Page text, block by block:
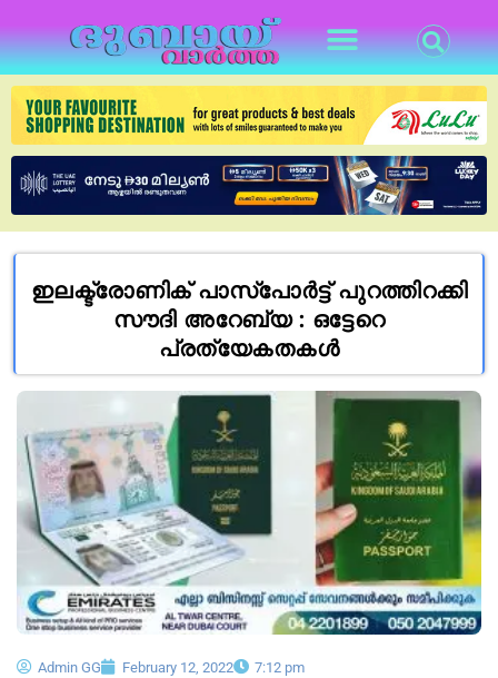
ഇലക്ട്രോണിക് പാസ്‌പോർട്ട് പുറത്തിറക്കി
സൗദി അറേബ്യ : ഒട്ടേറെ
പ്രത്യേകതകൾ
Admin GG February 12, 2022
7:12 pm